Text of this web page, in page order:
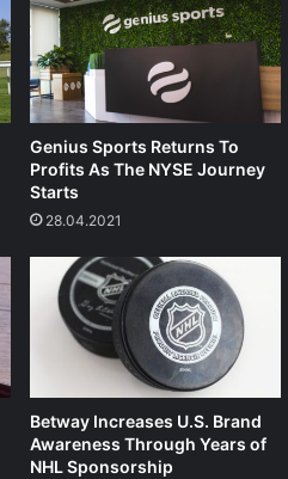
Genius Sports Returns To
Profits As The NYSE Journey
Starts
28.04.2021
Betway Increases U.S. Brand
Awareness Through Years of
NHL Sponsorship